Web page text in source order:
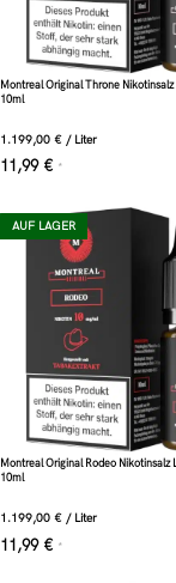
Montreal Original Throne
10ml
1.199,00 € / Liter
11,99 € *
AUF LAGER
Montreal Original Rodeo Nikotinsalz
10ml
1.199,00 € / Liter
11,99 € *